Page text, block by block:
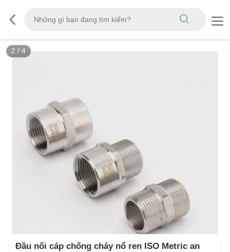
2 / 4
Đầu nối cáp chống cháy nổ ren ISO Metric an